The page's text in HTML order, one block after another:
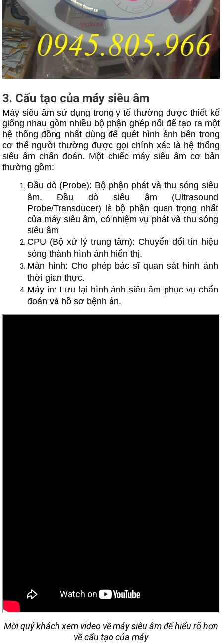
3. Cấu tạo của máy siêu âm
Máy siêu âm sử dụng trong y tế thường được thiết kế
giống nhau gồm nhiều bộ phận ghép nối để tạo ra một
hệ thống đồng nhất dùng để quét hình ảnh bên trong
cơ thể người thường được gọi chính xác là hệ thống
siêu âm chẩn đoán. Một chiếc máy siêu âm cơ bản
thường gồm:
Đầu dò (Probe): Bộ phận phát và thu sóng siêu
âm. Đầu dò siêu âm (Ultrasound
Probe/Transducer) là bộ phận quan trọng nhất
của máy siêu âm, có nhiệm vụ phát và thu sóng
siêu âm
CPU (Bộ xử lý trung tâm): Chuyển đổi tín hiệu
sóng thành hình ảnh hiển thị.
Màn hình: Cho phép bác sĩ quan sát hình ảnh
thời gian thực.
Máy in: Lưu lại hình ảnh siêu âm phục vụ chẩn
đoán và hồ sơ bệnh án.
Mời quý khách xem video về máy siêu âm để hiểu rõ hơn
về cấu tạo của máy